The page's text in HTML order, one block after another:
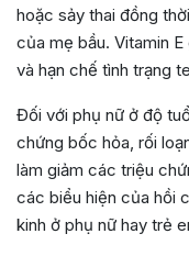
hoặc sảy thai đồng
của mẹ bầu. Vitamin
và hạn chế tình trạng
Đối với phụ nữ ở độ
chứng bốc hỏa, rối
làm giảm các triệu
các biểu hiện của hồi
kinh ở phụ nữ hay trẻ